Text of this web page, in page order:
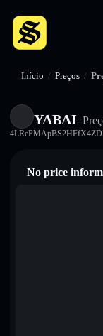
Início / Preços /
YABAI
No price